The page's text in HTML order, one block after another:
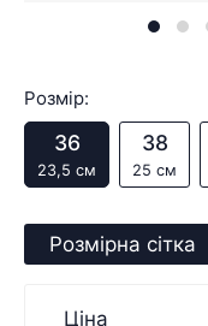
Розмір:
36
23,5 см
38
25 см
Розмірна сітка
Ціна